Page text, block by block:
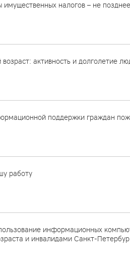
имущественных налогов – не
активность и долголетие
поддержки граждан
работу
информационных
и инвалидами Санкт-